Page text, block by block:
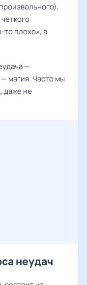
то плохо», а
—
магия. Часто мы
даже не
неудач